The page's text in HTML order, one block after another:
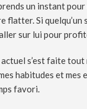
un instant
flatter. Si quelqu’un
sur lui pour
s’est faite tout
habitudes et
favori.